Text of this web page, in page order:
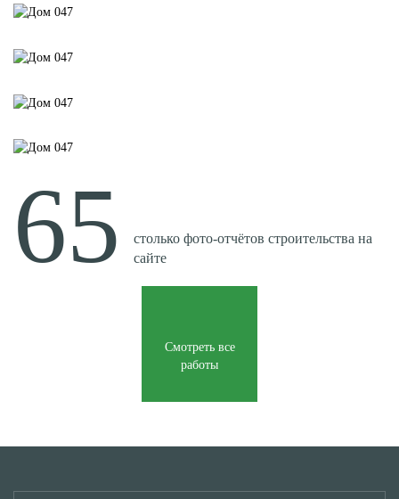
65 столько фото-отчётов строительства на
сайте
Смотреть все
работы